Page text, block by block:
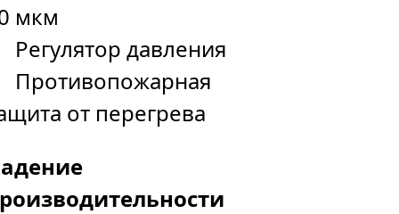
мкм
Регулятор давления
Противопожарная
от перегрева